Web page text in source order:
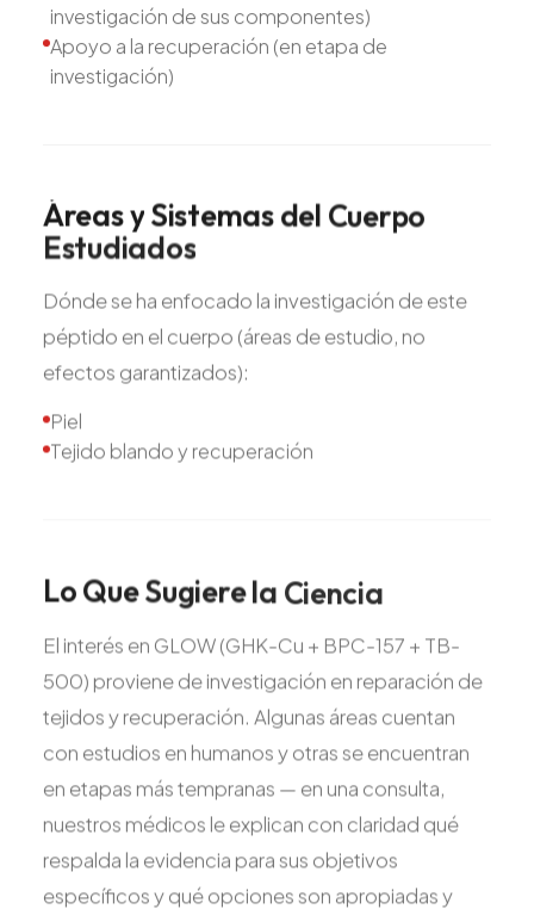
investigación de sus componentes)
Apoyo a la recuperación (en etapa de
investigación)
ÁreasySistemasdel Cuerpo
Estudiados
Dónde se ha enfocado la investigación de este
péptido en el cuerpo (áreas de estudio, no
efectos garantizados):
Piel
Tejido blando y recuperación
LoQueSugierela Ciencia
El interés en GLOW (GHK-Cu + BPC-157 + TB-
500) proviene de investigación en reparación de
tejidos y recuperación. Algunas áreas cuentan
con estudios en humanos y otras se encuentran
en etapas más tempranas — en una consulta,
nuestros médicos le explican con claridad qué
respalda la evidencia para sus objetivos
específicos y qué opciones son apropiadas y